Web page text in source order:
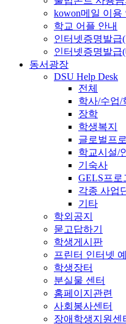
kowon메일 이용
학교 어플 안내
인터넷증명발급
인터넷증명발급
동서광장
DSU Help Desk
전체
학사/수업/
장학
학생복지
글로벌프
학교시설/
기숙사
GELS프로
각종 사업
기타
학외공지
묻고답하기
학생게시판
프린터 인터넷
학생장터
분실물 센터
홈페이지관련
사회봉사센터
장애학생지원센